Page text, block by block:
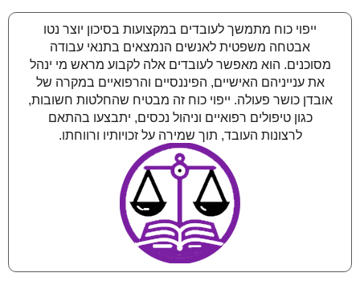
ייפוי כוח מתמשך לעובדים במקצועות בסיכון יוצר נטו
אבטחה משפטית לאנשים הנמצאים בתנאי עבודה
מסוכנים. הוא מאפשר לעובדים אלה לקבוע מראש מי ינהל
את ענייניהם האישיים, הפיננסיים והרפואיים במקרה של
אובדן כושר פעולה. ייפוי כוח זה מבטיח שהחלטות חשובות,
כגון טיפולים רפואיים וניהול נכסים, יתבצעו בהתאם
לרצונות העובד, תוך שמירה על זכויותיו ורווחתו.